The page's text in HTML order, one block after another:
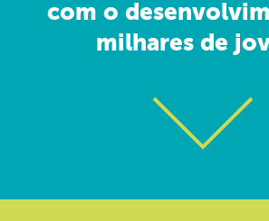
com o
milhares de